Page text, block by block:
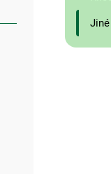
Jiné